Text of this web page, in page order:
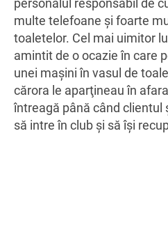
multe telefoane şi foarte
toaletelor. Cel mai uimitor
amintit de o ocazie în care
unei maşini în vasul de
cărora le aparţineau în
întreagă până când clientul
să intre în club şi să îşi